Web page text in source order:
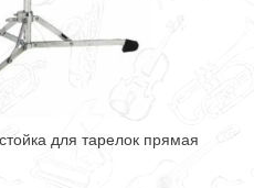
для тарелок прямая